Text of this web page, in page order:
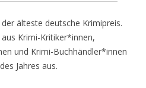
älteste deutsche Krimipreis.
Krimi-Kritiker*innen,
und Krimi-Buchhändler*innen
Jahres aus.